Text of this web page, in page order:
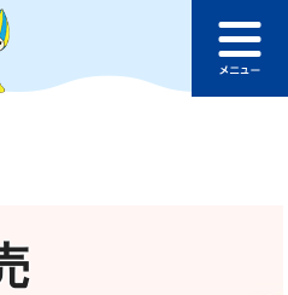
の本文へ